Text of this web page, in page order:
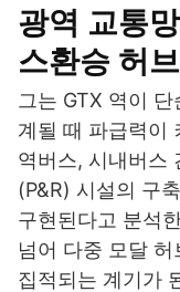
광역 교통
스환승 허
그는 GTX 역이
계될 때 파급력이
역버스, 시내버스
(P&R) 시설의 구
구현된다고 분석
넘어 다중 모달 허
집적되는 계기가